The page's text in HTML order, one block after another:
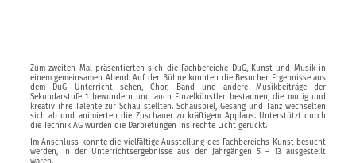
Zum zweiten Mal präsentierten sich die Fachbereiche DuG, Kunst und Musik in
einem gemeinsamen Abend. Auf der Bühne konnten die Besucher Ergebnisse aus
dem DuG Unterricht sehen, Chor, Band und andere Musikbeiträge der
Sekundarstufe 1 bewundern und auch Einzelkünstler bestaunen, die mutig und
kreativ ihre Talente zur Schau stellten. Schauspiel, Gesang und Tanz wechselten
sich ab und animierten die Zuschauer zu kräftigem Applaus. Unterstützt durch
die Technik AG wurden die Darbietungen ins rechte Licht gerückt.
Im Anschluss konnte die vielfältige Ausstellung des Fachbereichs Kunst besucht
werden, in der Unterrichtsergebnisse aus den Jahrgängen 5 – 13 ausgestellt